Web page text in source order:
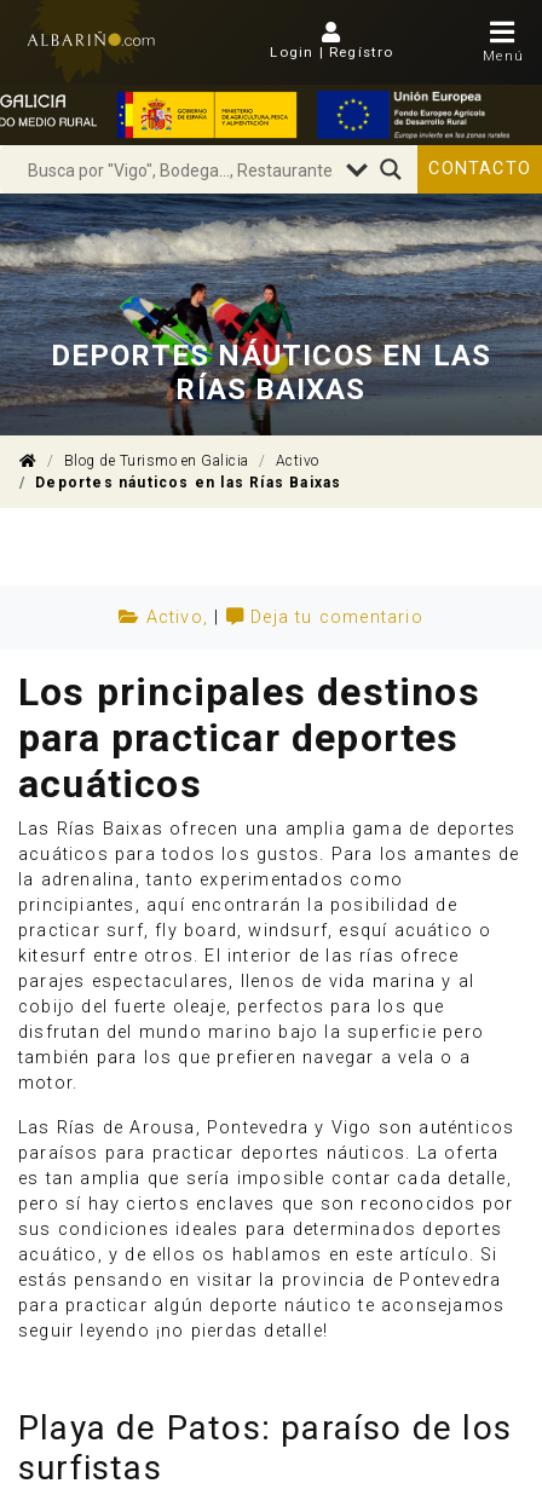
Login | Regístro Menú
Anúnciate
CONTACTO
DEPORTES NÁUTICOS EN LAS
RÍAS BAIXAS
Blog de Turismo en Galicia
Activo
Deportes náuticos en las Rías Baixas
Activo, Deja tu comentario
Los principales destinos
para practicar deportes
acuáticos
Las Rías Baixas ofrecen una amplia gama de deportes
acuáticos para todos los gustos. Para los amantes de
la adrenalina, tanto experimentados como
principiantes, aquí encontrarán la posibilidad de
practicar surf, fly board, windsurf, esquí acuático o
kitesurf entre otros. El interior de las rías ofrece
parajes espectaculares, llenos de vida marina y al
cobijo del fuerte oleaje, perfectos para los que
disfrutan del mundo marino bajo la superficie pero
también para los que prefieren navegar a vela o a
motor.
Las Rías de Arousa, Pontevedra y Vigo son auténticos
paraísos para practicar deportes náuticos. La oferta
es tan amplia que sería imposible contar cada detalle,
pero sí hay ciertos enclaves que son reconocidos por
sus condiciones ideales para determinados deportes
acuático, y de ellos os hablamos en este artículo. Si
estás pensando en visitar la provincia de Pontevedra
para practicar algún deporte náutico te aconsejamos
seguir leyendo ¡no pierdas detalle!
Playa de Patos: paraíso de los
surfistas